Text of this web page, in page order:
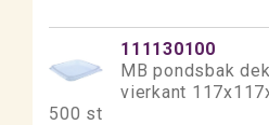
111130100
MB pondsbak
vierkant
500 st